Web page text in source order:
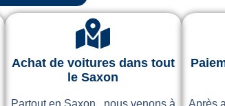
Achat de voitures dans tout
le Saxon